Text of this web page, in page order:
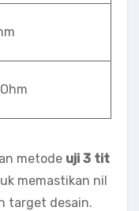
metode uji 3 tit
memastikan nil
target desain.